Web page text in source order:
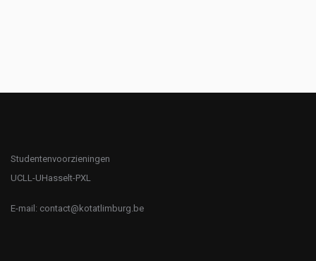
Studentenvoorzieningen
UCLL-UHasselt-PXL
E-mail: contact@kotatlimburg.be